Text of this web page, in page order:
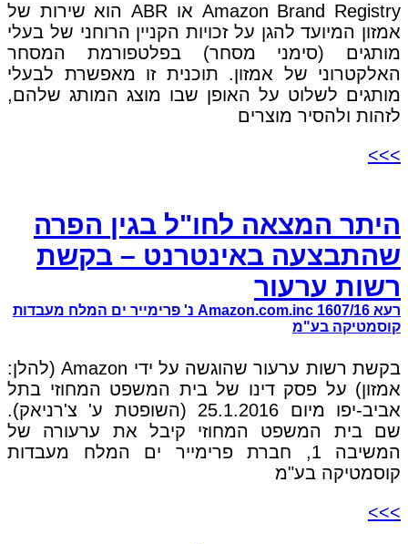
Amazon Brand Registry או ABR הוא שירות של
אמזון המיועד להגן על זכויות הקניין הרוחני של בעלי
מותגים (סימני מסחר) בפלטפורמת המסחר
האלקטרוני של אמזון. תוכנית זו מאפשרת לבעלי
מותגים לשלוט על האופן שבו מוצג המותג שלהם,
לזהות ולהסיר מוצרים
>>>
היתר המצאה לחו"ל בגין הפרה
שהתבצעה באינטרנט – בקשת
רשות ערעור
רעא 1607/16 Amazon.com.inc נ' פרימייר ים המלח מעבדות
קוסמטיקה בע"מ
בקשת רשות ערעור שהוגשה על ידי Amazon (להלן:
אמזון) על פסק דינו של בית המשפט המחוזי בתל
אביב-יפו מיום 25.1.2016 (השופטת ע' צ'רניאק).
שם בית המשפט המחוזי קיבל את ערעורה של
המשיבה 1, חברת פרימייר ים המלח מעבדות
קוסמטיקה בע"מ
>>>